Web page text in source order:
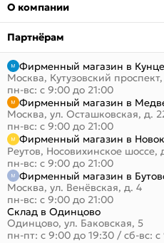
О компании
Партнёрам
Фирменный магазин в
Москва, Кутузовский
пн-вс: с 9:00 до 21:00
Фирменный магазин в
Москва, ул. Осташковская, д.
пн-вс: с 9:00 до 21:00
Фирменный магазин в
Реутов, Носовихинское шоссе,
пн-вс: с 9:00 до 21:00
Фирменный магазин в
Москва, ул. Венёвская, д. 4
пн-вс: с 9:00 до 21:00
Склад в Одинцово
Одинцово, ул. Баковская, 5
пн-пт: с 9:00 до 19:30 / сб-вс: